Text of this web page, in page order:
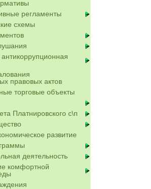
регламенты
схемы
правовых актов
торговые объекты
Платнировского с\п
развитие
деятельность
комфортной